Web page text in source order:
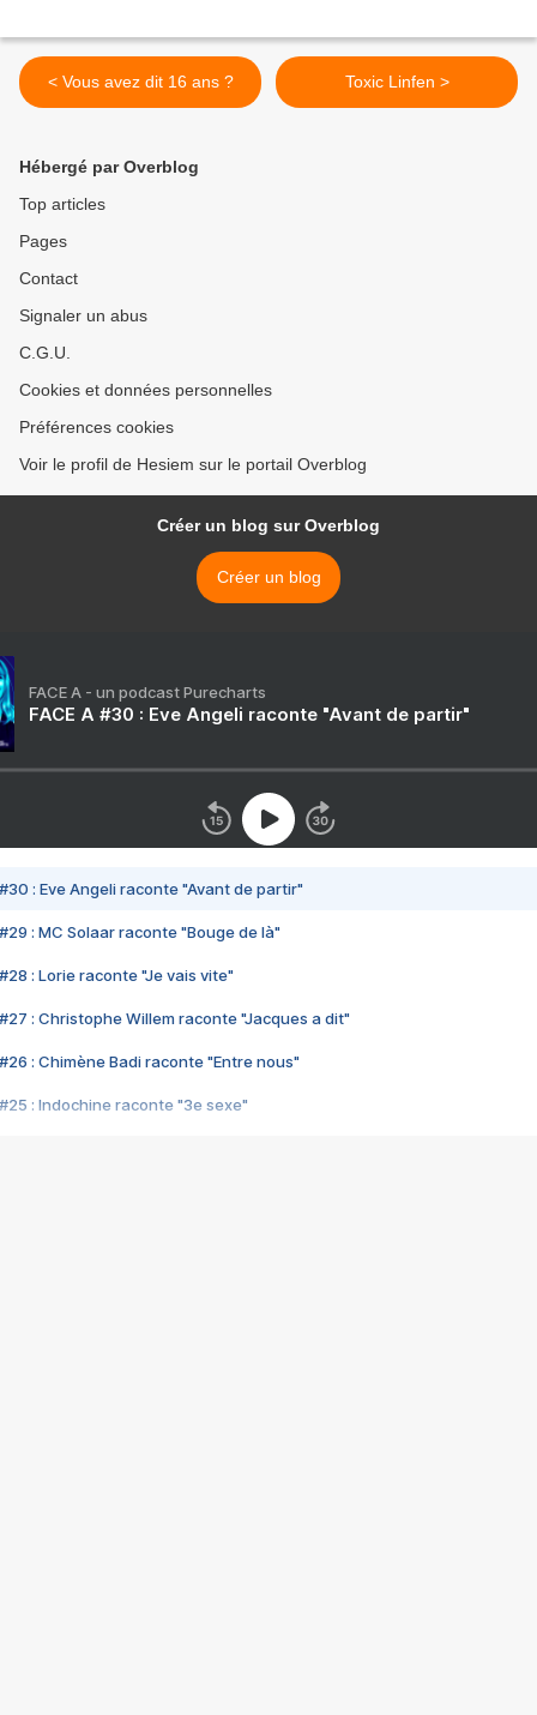
< Vous avez dit 16 ans ? Toxic Linfen >
Hébergé par Overblog
Top articles
Pages
Contact
Signaler un abus
C.G.U.
Cookies et données personnelles
Préférences cookies
Voir le profil de Hesiem sur le portail Overblog
Créer un blog sur Overblog
Créer un blog
FACE A - un podcast Purecharts
FACE A #30 : Eve Angeli raconte "Avant de partir"
#30 : Eve Angeli raconte "Avant de partir"
#29 : MC Solaar raconte "Bouge de là"
#28 : Lorie raconte "Je vais vite"
#27 : Christophe Willem raconte "Jacques a dit"
#26 : Chimène Badi raconte "Entre nous"
#25 : Indochine raconte "3e sexe"